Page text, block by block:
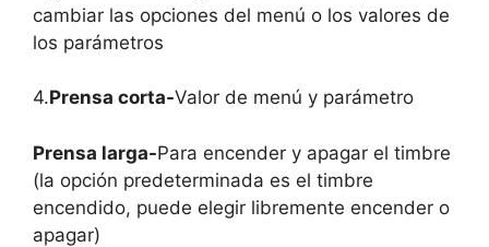
cambiar las opciones del menú o los valores de
los parámetros
4.Prensa corta-Valor de menú y parámetro
Prensa larga-Para encender y apagar el timbre
(la opción predeterminada es el timbre
encendido, puede elegir libremente encender o
apagar)